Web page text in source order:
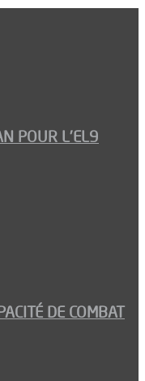
POUR L’EL9
DE COMBAT